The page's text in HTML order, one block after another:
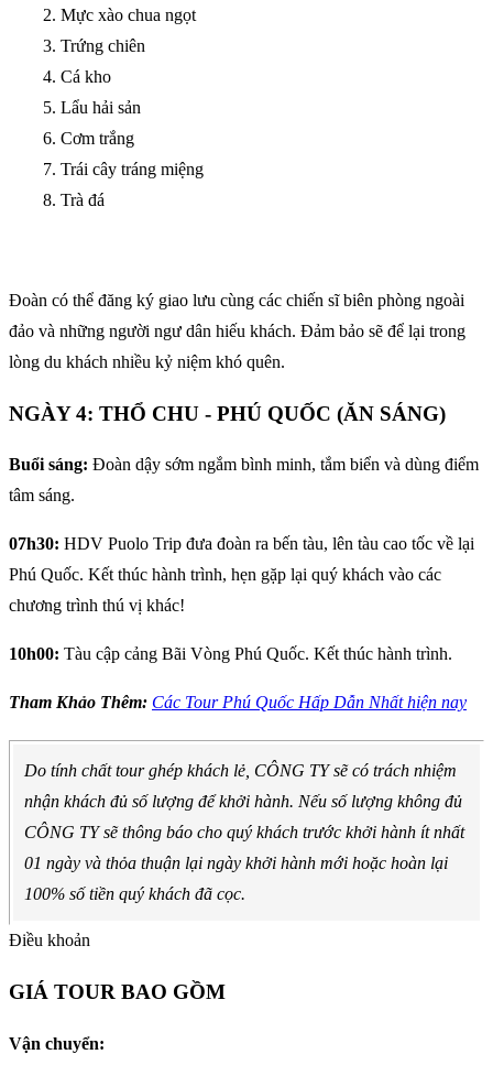
Mực xào chua ngọt
Trứng chiên
Cá kho
Lẩu hải sản
Cơm trắng
Trái cây tráng miệng
Trà đá
Đoàn có thể đăng ký giao lưu cùng các chiến sĩ biên phòng ngoài
đảo và những người ngư dân hiếu khách. Đảm bảo sẽ để lại trong
lòng du khách nhiều kỷ niệm khó quên.
NGÀY 4: THỔ CHU - PHÚ QUỐC (ĂN SÁNG)
Buổi sáng: Đoàn dậy sớm ngắm bình minh, tắm biển và dùng điểm
tâm sáng.
07h30: HDV Puolo Trip đưa đoàn ra bến tàu, lên tàu cao tốc về lại
Phú Quốc. Kết thúc hành trình, hẹn gặp lại quý khách vào các
chương trình thú vị khác!
10h00: Tàu cập cảng Bãi Vòng Phú Quốc. Kết thúc hành trình.
Tham Khảo Thêm: Các Tour Phú Quốc Hấp Dẫn Nhất hiện nay
Do tính chất tour ghép khách lẻ, CÔNG TY sẽ có trách nhiệm
nhận khách đủ số lượng để khởi hành. Nếu số lượng không đủ
CÔNG TY sẽ thông báo cho quý khách trước khởi hành ít nhất
01 ngày và thỏa thuận lại ngày khởi hành mới hoặc hoàn lại
100% số tiền quý khách đã cọc.
Điều khoản
GIÁ TOUR BAO GỒM
Vận chuyển: